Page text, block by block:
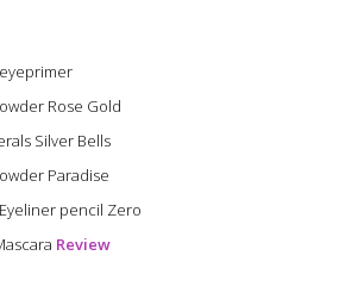
Rose Gold
Silver Bells
Paradise
pencil Zero
Review